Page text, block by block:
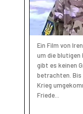
Ein Film von
um die blutigen
gibt es keinen
betrachten. Bis
Krieg
Friede...